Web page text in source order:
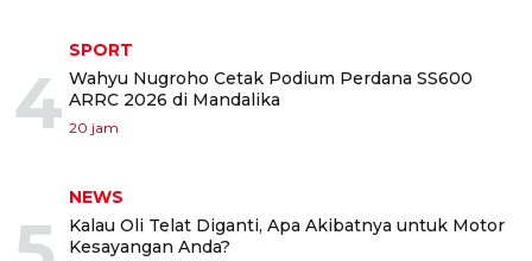
4
SPORT
Wahyu Nugroho Cetak Podium Perdana SS600
ARRC 2026 di Mandalika
20 jam
NEWS
Kalau Oli Telat Diganti, Apa Akibatnya untuk Motor
Kesayangan Anda?